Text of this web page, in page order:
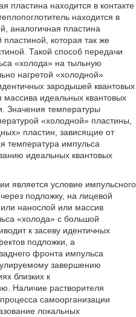
пластина находится в контакте
находится в
аналогичная пластина
пластиной, которая так же
Такой способ передачи
«холода» на тыльную
нагретой «холодной»
зародышей квантовых
идеальных квантовых
Значения температуры
«холодной» пластины,
пластин, зависящие от
температура импульса
идеальных квантовых
является условие импульсного
подложку, на лицевой
нанослой или массив
«холода» с большой
к засеву идентичных
подложки, а
фронта импульса
завершению
близких к
Наличие растворителя
самоорганизации
локальных